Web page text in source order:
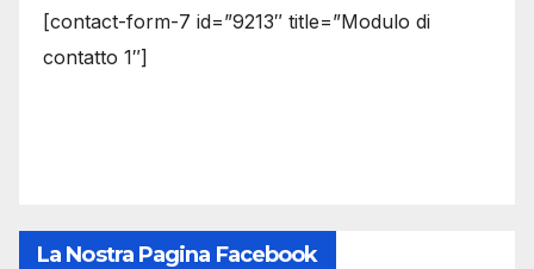
[contact-form-7 id=”9213″ title=”Modulo di
contatto 1″]
La Nostra Pagina Facebook